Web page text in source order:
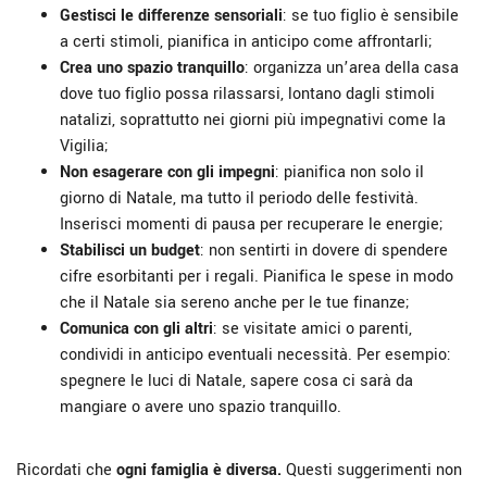
Gestisci le differenze sensoriali: se tuo figlio è sensibile
a certi stimoli, pianifica in anticipo come affrontarli;
Crea uno spazio tranquillo: organizza un’area della casa
dove tuo figlio possa rilassarsi, lontano dagli stimoli
natalizi, soprattutto nei giorni più impegnativi come la
Vigilia;
Non esagerare con gli impegni: pianifica non solo il
giorno di Natale, ma tutto il periodo delle festività.
Inserisci momenti di pausa per recuperare le energie;
Stabilisci un budget: non sentirti in dovere di spendere
cifre esorbitanti per i regali. Pianifica le spese in modo
che il Natale sia sereno anche per le tue finanze;
Comunica con gli altri: se visitate amici o parenti,
condividi in anticipo eventuali necessità. Per esempio:
spegnere le luci di Natale, sapere cosa ci sarà da
mangiare o avere uno spazio tranquillo.
Ricordati che ogni famiglia è diversa. Questi suggerimenti non